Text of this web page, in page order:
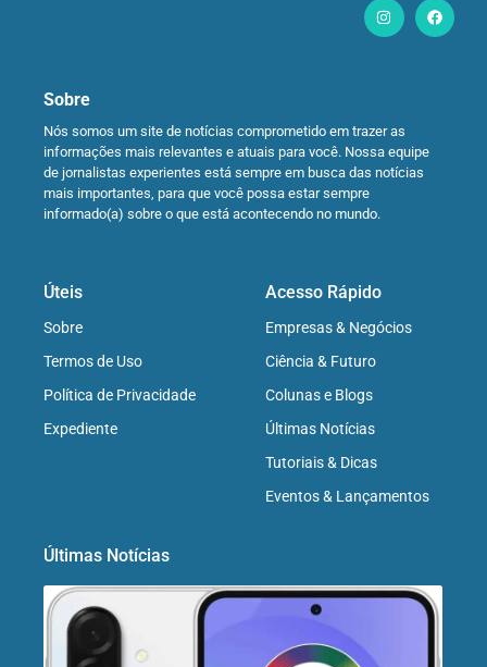
Sobre
Nós somos um site de notícias comprometido em trazer as
informações mais relevantes e atuais para você. Nossa equipe
de jornalistas experientes está sempre em busca das notícias
mais importantes, para que você possa estar sempre
informado(a) sobre o que está acontecendo no mundo.
Úteis
Sobre
Termos de Uso
Política de Privacidade
Expediente
Acesso Rápido
Empresas & Negócios
Ciência & Futuro
Colunas e Blogs
Últimas Notícias
Tutoriais & Dicas
Eventos & Lançamentos
Últimas Notícias